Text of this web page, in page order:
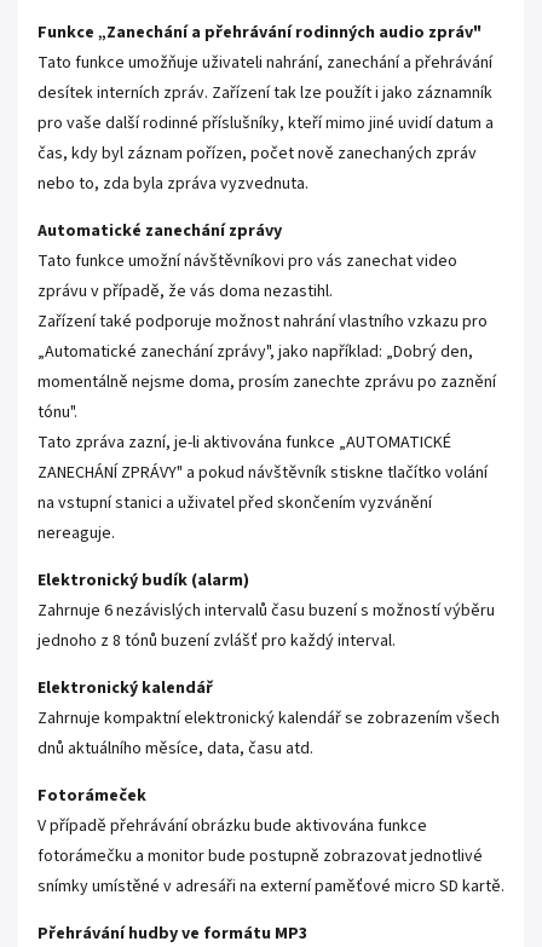
Funkce „Zanechání a přehrávání rodinných audio zpráv"
Tato funkce umožňuje uživateli nahrání, zanechání a přehrávání
desítek interních zpráv. Zařízení tak lze použít i jako záznamník
pro vaše další rodinné příslušníky, kteří mimo jiné uvidí datum a
čas, kdy byl záznam pořízen, počet nově zanechaných zpráv
nebo to, zda byla zpráva vyzvednuta.
Automatické zanechání zprávy
Tato funkce umožní návštěvníkovi pro vás zanechat video
zprávu v případě, že vás doma nezastihl.
Zařízení také podporuje možnost nahrání vlastního vzkazu pro
„Automatické zanechání zprávy", jako například: „Dobrý den,
momentálně nejsme doma, prosím zanechte zprávu po zaznění
tónu".
Tato zpráva zazní, je-li aktivována funkce „AUTOMATICKÉ
ZANECHÁNÍ ZPRÁVY" a pokud návštěvník stiskne tlačítko volání
na vstupní stanici a uživatel před skončením vyzvánění
nereaguje.
Elektronický budík (alarm)
Zahrnuje 6 nezávislých intervalů času buzení s možností výběru
jednoho z 8 tónů buzení zvlášť pro každý interval.
Elektronický kalendář
Zahrnuje kompaktní elektronický kalendář se zobrazením všech
dnů aktuálního měsíce, data, času atd.
Fotorámeček
V případě přehrávání obrázku bude aktivována funkce
fotorámečku a monitor bude postupně zobrazovat jednotlivé
snímky umístěné v adresáři na externí paměťové micro SD kartě.
Přehrávání hudby ve formátu MP3